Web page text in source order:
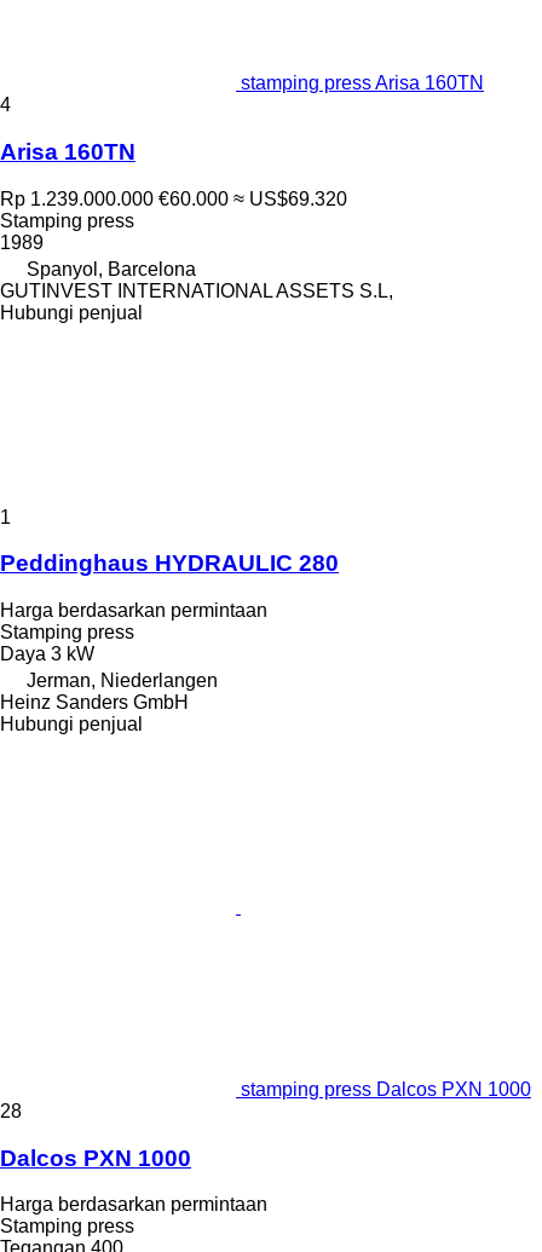
stamping press Arisa 160TN
4
Arisa 160TN
Rp 1.239.000.000 €60.000 ≈ US$69.320
Stamping press
1989
Spanyol, Barcelona
GUTINVEST INTERNATIONAL ASSETS S.L,
Hubungi penjual
1
Peddinghaus HYDRAULIC 280
Harga berdasarkan permintaan
Stamping press
Daya 3 kW
Jerman, Niederlangen
Heinz Sanders GmbH
Hubungi penjual
stamping press Dalcos PXN 1000
28
Dalcos PXN 1000
Harga berdasarkan permintaan
Stamping press